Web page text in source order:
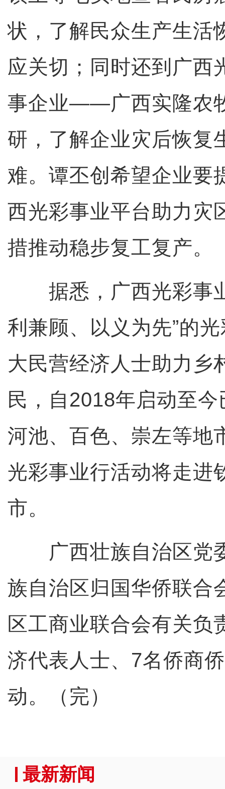
状，了解民众生产生活
应关切；同时还到广西
事企业——广西实隆农
研，了解企业灾后恢复
难。谭丕创希望企业要
西光彩事业平台助力灾
措推动稳步复工复产。
据悉，广西光彩事
利兼顾、以义为先”的
大民营经济人士助力乡
民，自2018年启动至
河池、百色、崇左等地
光彩事业行活动将走进
市。
广西壮族自治区党
族自治区归国华侨联合
区工商业联合会有关负
济代表人士、7名侨商
动。（完）
最新新闻